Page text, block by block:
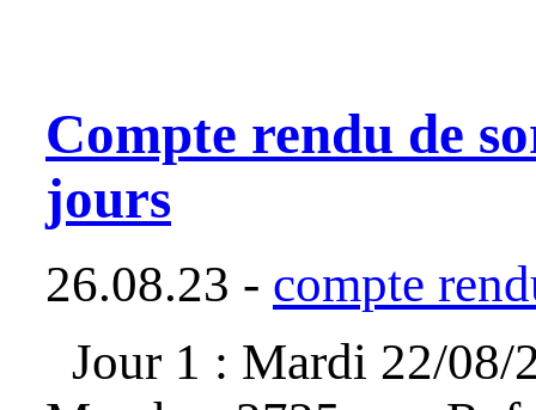
Compte rendu de
jours
26.08.23 - compte
Jour 1 : Mardi 22/08/